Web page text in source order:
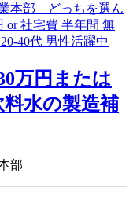
万円または
水の製造補
部